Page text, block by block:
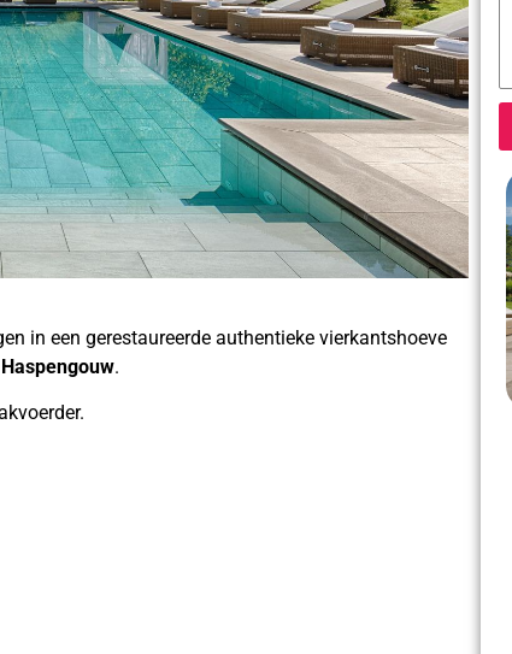
in een gerestaureerde authentieke vierkantshoeve
.